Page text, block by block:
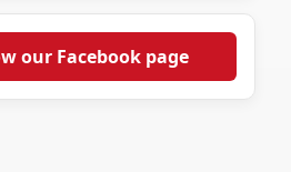
our Facebook page